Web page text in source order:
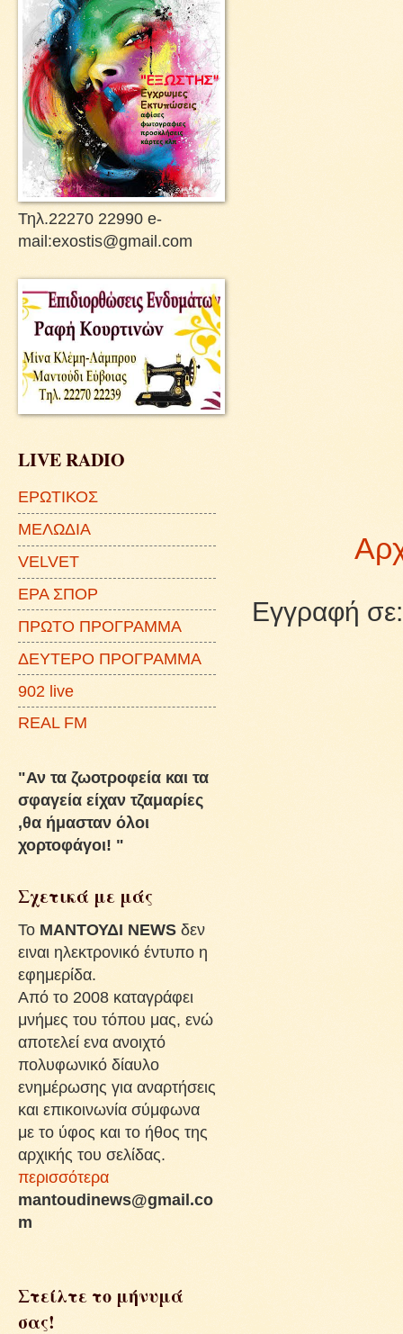
Εγγραφή
Τηλ.22270 22990 e-
mail:exostis@gmail.com
LIVE RADIO
ΕΡΩΤΙΚΟΣ
ΜΕΛΩΔΙΑ
VELVET
ΕΡΑ ΣΠΟΡ
ΠΡΩΤΟ ΠΡΟΓΡΑΜΜΑ
ΔΕΥΤΕΡΟ ΠΡΟΓΡΑΜΜΑ
902 live
REAL FM
"Αν τα ζωοτροφεία και τα
σφαγεία είχαν τζαμαρίες
,θα ήμασταν όλοι
χορτοφάγοι! "
Σχετικά με μάς
To ΜΑΝΤΟΥΔΙ NEWS δεν
ειναι ηλεκτρονικό έντυπο η
εφημερίδα.
Από το 2008 καταγράφει
μνήμες του τόπου μας, ενώ
αποτελεί ενα ανοιχτό
πολυφωνικό δίαυλο
ενημέρωσης για αναρτήσεις
και επικοινωνία σύμφωνα
με το ύφος και το ήθος της
αρχικής του σελίδας.
περισσότερα
mantoudinews@gmail.co
m
Στείλτε το μήνυμά
σας!